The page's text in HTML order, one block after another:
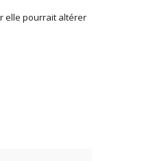
elle pourrait altérer